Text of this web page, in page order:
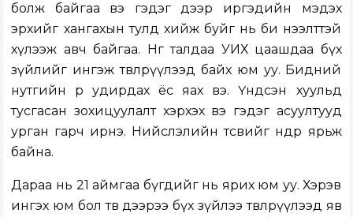
болж байгаа вэ гэдэг дээр иргэдийн мэдэх
эрхийг хангахын тулд хийж буйг нь би нээлттэй
хүлээж авч байгаа. Нөгөө талдаа УИХ цаашдаа бүх
зүйлийг ингэж төвлөрүүлээд байх юм уу. Бидний
нутгийн өөрөө удирдах ёс яах вэ. Үндсэн хуульд
тусгасан зохицуулалт хэрхэх вэ гэдэг асуултууд
урган гарч ирнэ. Нийслэлийн төсвийг өнөөдөр ярьж
байна.
Дараа нь 21 аймгаа бүгдийг нь ярих юм уу. Хэрэв
ингэх юм бол төв дээрээ бүх зүйлээ төвлөрүүлээд яв